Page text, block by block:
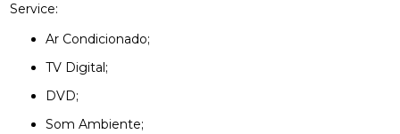
Service:
Ar Condicionado;
TV Digital;
DVD;
Som Ambiente;